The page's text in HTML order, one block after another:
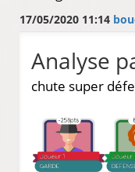
17/05/2020 11:14
Analyse
chute super